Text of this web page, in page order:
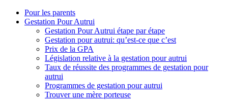
Pour les parents
Gestation Pour Autrui
Gestation Pour Autrui étape par étape
Gestation pour autrui: qu’est-ce que c’est
Prix de la GPA
Législation relative à la gestation pour autrui
Taux de réussite des programmes de gestation pour
autrui
Programmes de gestation pour autrui
Trouver une mère porteuse